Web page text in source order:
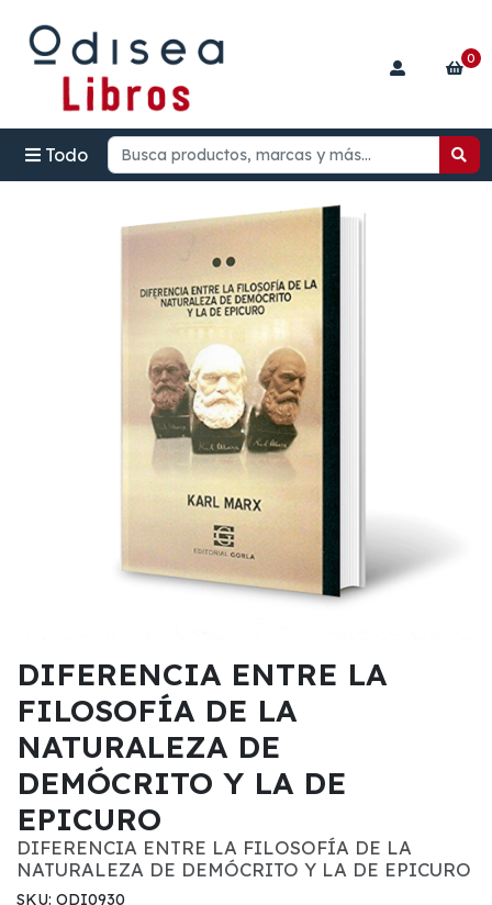
Todo
0
DIFERENCIA ENTRE LA
FILOSOFÍA DE LA
NATURALEZA DE
DEMÓCRITO Y LA DE
EPICURO
DIFERENCIA ENTRE LA FILOSOFÍA DE LA
NATURALEZA DE DEMÓCRITO Y LA DE EPICURO
SKU: ODI0930